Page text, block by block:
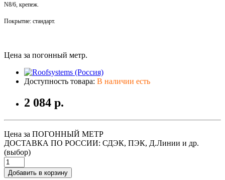
N8/6, крепеж.
Покрытие: стандарт.
Цена за погонный метр.
Доступность товара: В наличии есть
2 084 р.
Цена за ПОГОННЫЙ МЕТР
ДОСТАВКА ПО РОССИИ: СДЭК, ПЭК, Д.Линии и др.
(выбор)
Добавить в корзину